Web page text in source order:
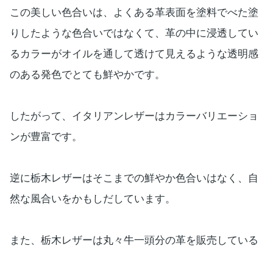
この美しい色合いは、よくある革表面を塗料でべた塗
りしたような色合いではなくて、革の中に浸透してい
るカラーがオイルを通して透けて見えるような透明感
のある発色でとても鮮やかです。
したがって、イタリアンレザーはカラーバリエーショ
ンが豊富です。
逆に栃木レザーはそこまでの鮮やか色合いはなく、自
然な風合いをかもしだしています。
また、栃木レザーは丸々牛一頭分の革を販売している